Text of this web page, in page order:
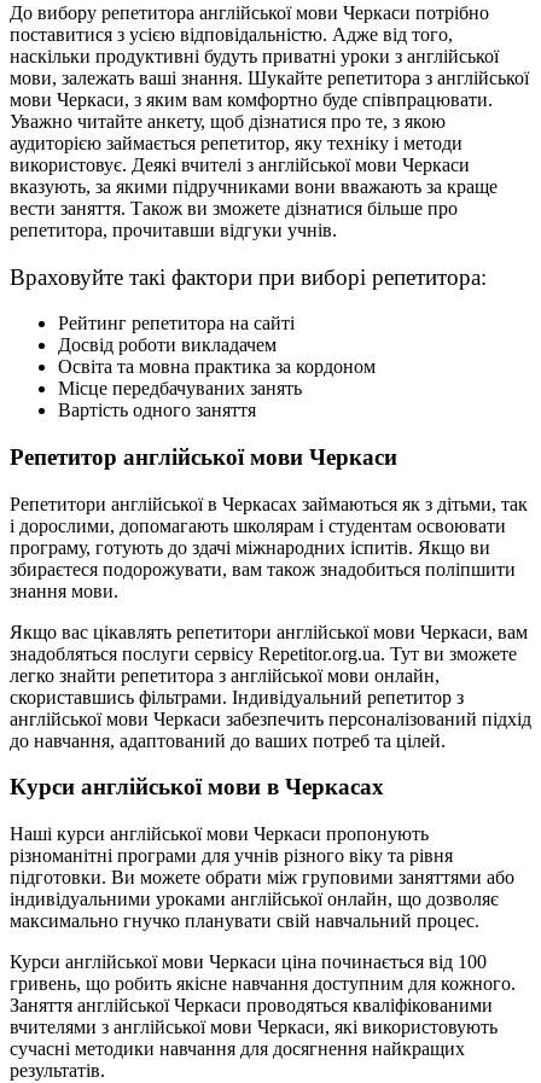
До вибору репетитора англійської мови Черкаси потрібно
поставитися з усією відповідальністю. Адже від того,
наскільки продуктивні будуть приватні уроки з англійської
мови, залежать ваші знання. Шукайте репетитора з англійської
мови Черкаси, з яким вам комфортно буде співпрацювати.
Уважно читайте анкету, щоб дізнатися про те, з якою
аудиторією займається репетитор, яку техніку і методи
використовує. Деякі вчителі з англійської мови Черкаси
вказують, за якими підручниками вони вважають за краще
вести заняття. Також ви зможете дізнатися більше про
репетитора, прочитавши відгуки учнів.
Враховуйте такі фактори при виборі репетитора:
Рейтинг репетитора на сайті
Досвід роботи викладачем
Освіта та мовна практика за кордоном
Місце передбачуваних занять
Вартість одного заняття
Репетитор англійської мови Черкаси
Репетитори англійської в Черкасах займаються як з дітьми, так
і дорослими, допомагають школярам і студентам освоювати
програму, готують до здачі міжнародних іспитів. Якщо ви
збираєтеся подорожувати, вам також знадобиться поліпшити
знання мови.
Якщо вас цікавлять репетитори англійської мови Черкаси, вам
знадобляться послуги сервісу Repetitor.org.ua. Тут ви зможете
легко знайти репетитора з англійської мови онлайн,
скориставшись фільтрами. Індивідуальний репетитор з
англійської мови Черкаси забезпечить персоналізований підхід
до навчання, адаптований до ваших потреб та цілей.
Курси англійської мови в Черкасах
Наші курси англійської мови Черкаси пропонують
різноманітні програми для учнів різного віку та рівня
підготовки. Ви можете обрати між груповими заняттями або
індивідуальними уроками англійської онлайн, що дозволяє
максимально гнучко планувати свій навчальний процес.
Курси англійської мови Черкаси ціна починається від 100
гривень, що робить якісне навчання доступним для кожного.
Заняття англійської Черкаси проводяться кваліфікованими
вчителями з англійської мови Черкаси, які використовують
сучасні методики навчання для досягнення найкращих
результатів.